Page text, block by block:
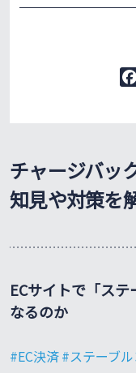
チャージバッ
知見や対策を
ECサイトで「ス
なるのか
EC決済 ステーブ